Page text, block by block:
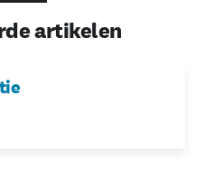
artikelen